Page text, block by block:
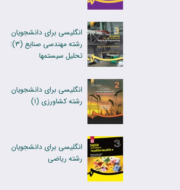
انگلیسی برای دانشجویان
رشته مهندسی صنایع (۳):
تحلیل سیستمها
انگلیسى براى دانشجویان
رشته کشاورزى (۱)
انگلیسی برای دانشجویان
رشته ریاضی